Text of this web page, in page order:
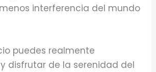
interferencia del mundo
puedes realmente
disfrutar de la serenidad del